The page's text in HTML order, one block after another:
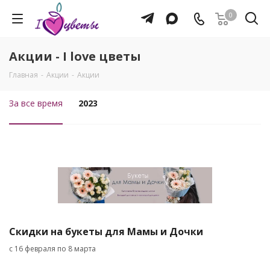
0
Акции - I love цветы
Главная - Акции - Акции
За все время 2023
Скидки на букеты для Мамы и Дочки
с 16 февраля по 8 марта